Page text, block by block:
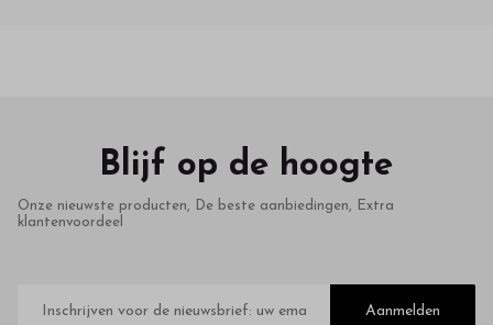
Blijf op de hoogte
Onze nieuwste producten, De beste aanbiedingen, Extra
klantenvoordeel
mailadres
Aanmelden